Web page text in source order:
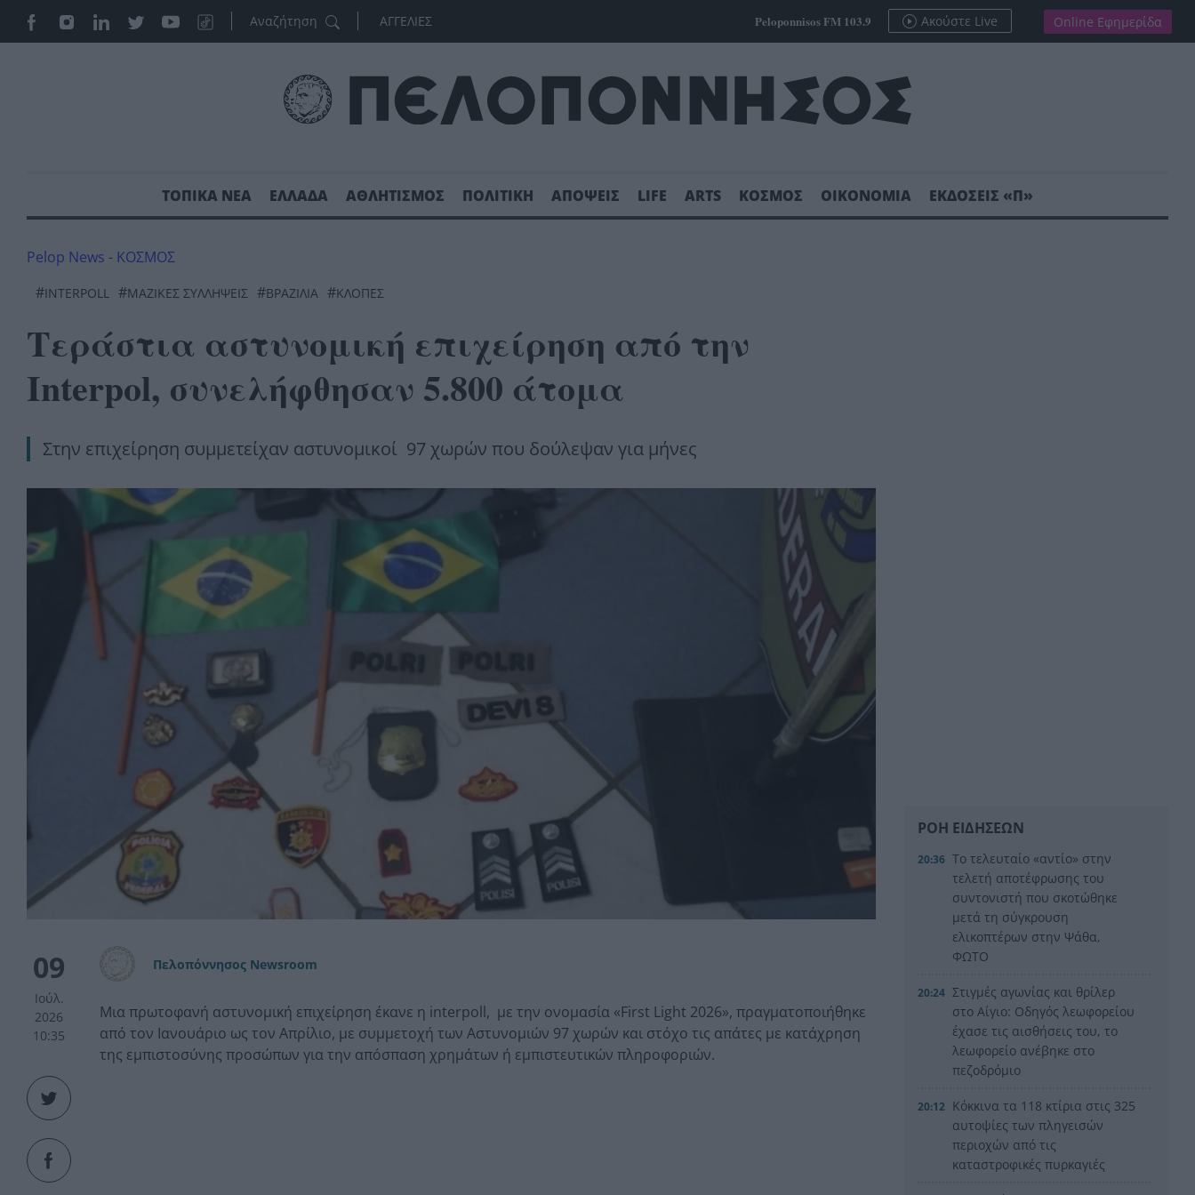
ΑΓΓΕΛΙΕΣ Peloponnisos FM 103.9 Ακούστε Live Online Εφημερίδα
ΤΟΠΙΚΑ ΝΕΑ ΕΛΛΑΔΑ ΑΘΛΗΤΙΣΜΟΣ ΠΟΛΙΤΙΚΗ ΑΠΟΨΕΙΣ LIFE ARTS ΚΟΣΜΟΣ ΟΙΚΟΝΟΜΙΑ ΕΚΔΟΣΕΙΣ «Π»
Pelop News - ΚΟΣΜΟΣ
#INTERPOLL #ΜΑΖΙΚΕΣ ΣΥΛΛΗΨΕΙΣ #ΒΡΑΖΙΛΙΑ #ΚΛΟΠΈΣ
Τεράστια αστυνομική επιχείρηση από την
Interpol, συνελήφθησαν 5.800 άτομα
Στην επιχείρηση συμμετείχαν αστυνομικοί 97 χωρών που δούλεψαν για μήνες
09
Ιούλ.
2026
10:35
Πελοπόννησος Newsroom
Μια πρωτοφανή αστυνομική επιχείρηση έκανε η interpoll, με την ονομασία «First Light 2026», πραγματοποιήθηκε
από τον Ιανουάριο ως τον Απρίλιο, με συμμετοχή των Αστυνομιών 97 χωρών και στόχο τις απάτες με κατάχρηση
της εμπιστοσύνης προσώπων για την απόσπαση χρημάτων ή εμπιστευτικών πληροφοριών.
ΡΟΗ ΕΙΔΗΣΕΩΝ
20:36 Το τελευταίο «αντίο» στην
τελετή αποτέφρωσης του
συντονιστή που σκοτώθηκε
μετά τη σύγκρουση
ελικοπτέρων στην Ψάθα,
ΦΩΤΟ
20:24 Στιγμές αγωνίας και θρίλερ
στο Αίγιο: Οδηγός λεωφορείου
έχασε τις αισθήσεις του, το
λεωφορείο ανέβηκε στο
πεζοδρόμιο
20:12 Κόκκινα τα 118 κτίρια στις 325
αυτοψίες των πληγεισών
περιοχών από τις
καταστροφικές πυρκαγιές